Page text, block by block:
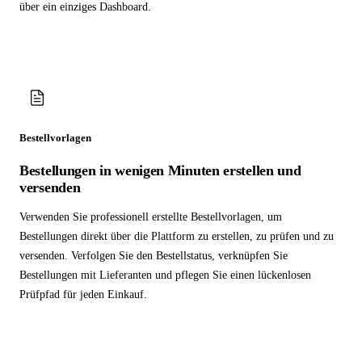
über ein einziges Dashboard.
Bestellvorlagen
Bestellungen in wenigen Minuten erstellen und
versenden
Verwenden Sie professionell erstellte Bestellvorlagen, um
Bestellungen direkt über die Plattform zu erstellen, zu prüfen und zu
versenden. Verfolgen Sie den Bestellstatus, verknüpfen Sie
Bestellungen mit Lieferanten und pflegen Sie einen lückenlosen
Prüfpfad für jeden Einkauf.